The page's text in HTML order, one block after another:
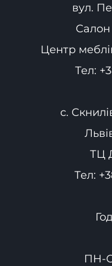
вул.
Салон
Центр
Тел:
с.
ТЦ
Тел:
ПН-